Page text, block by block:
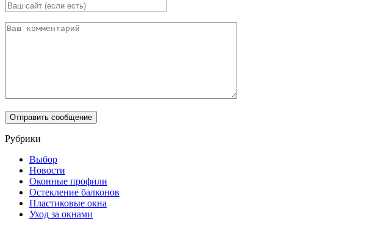
Рубрики
Выбор
Новости
Оконные профили
Остекление балконов
Пластиковые окна
Уход за окнами